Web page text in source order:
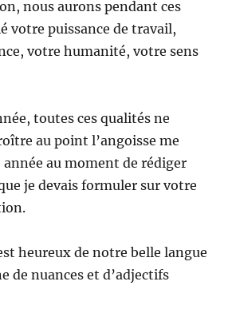
nous aurons pendant ces
votre puissance de travail,
votre humanité, votre sens
toutes ces qualités ne
au point l’angoisse me
au moment de rédiger
je devais formuler sur votre
heureux de notre belle langue
de nuances et d’adjectifs